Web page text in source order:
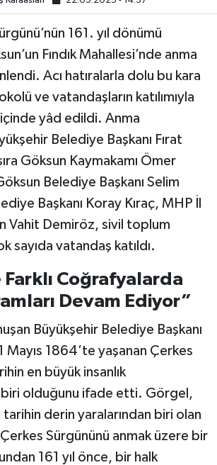
161. yıl dönümü
Fındık Mahallesi’nde anma
Acı hatıralarla dolu bu kara
ve vatandaşların katılımıyla
içinde yâd edildi. Anma
Belediye Başkanı Fırat
Göksun Kaymakamı Ömer
Belediye Başkanı Selim
Başkanı Koray Kıraç, MHP İl
Vahit Demiröz, sivil toplum
sayıda vatandaş katıldı.
Farklı Coğrafyalarda
Devam Ediyor”
Büyükşehir Belediye Başkanı
Mayıs 1864’te yaşanan Çerkes
en büyük insanlık
olduğunu ifade etti. Görgel,
derin yaralarından biri olan
Sürgününü anmak üzere bir
161 yıl önce, bir halk